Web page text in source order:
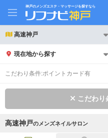
神戸のメンズエステ・マッサージを探すなら
高速神戸
現在地から探す
こだわり条件:ポイントカード有
こだわり
高速神戸の メンズネイルサロン